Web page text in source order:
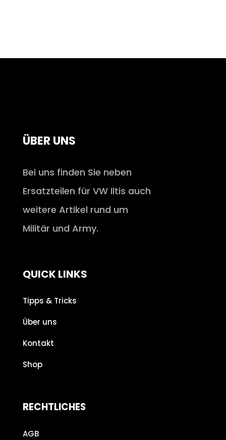
ÜBER UNS
Bei uns finden Sie neben
Ersatzteilen für VW Iltis auch
weitere Artikel rund um
Militär und Army.
QUICK LINKS
Tipps & Tricks
Über uns
Kontakt
Shop
RECHTLICHES
AGB